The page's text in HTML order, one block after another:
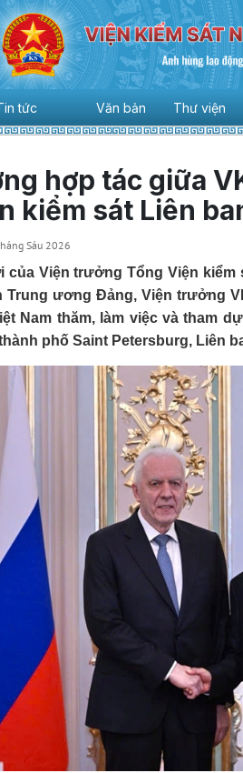
tức Văn bản Thư viện
hợp tác giữa
kiểm sát Liên
Sáu 2026
Viện trưởng Tổng Viện kiểm
Trung ương Đảng, Viện trưởng
Nam thăm, làm việc và tham
phố Saint Petersburg, Liên